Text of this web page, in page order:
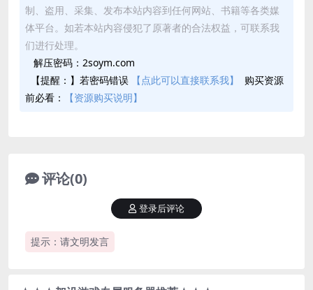
制、盗用、采集、发布本站内容到任何网站、书籍等各类媒
体平台。如若本站内容侵犯了原著者的合法权益，可联系我
们进行处理。
解压密码：2soym.com
【提醒：】若密码错误
【点此可以直接联系我】
购买资源
前必看：
【资源购买说明】
评论(0)
提示：请文明发言
登录后评论